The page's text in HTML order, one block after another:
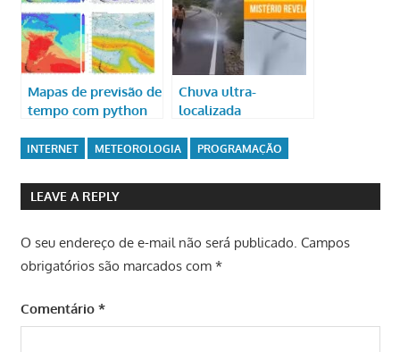
Mapas de previsão de
tempo com python
Chuva ultra-
localizada
INTERNET METEOROLOGIA PROGRAMAÇÃO
LEAVE A REPLY
O seu endereço de e-mail não será publicado. Campos
obrigatórios são marcados com *
Comentário *